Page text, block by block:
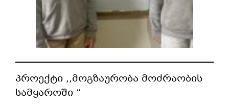
პროექტი ,,მოგზაურობა მოძრაობის
სამყაროში “